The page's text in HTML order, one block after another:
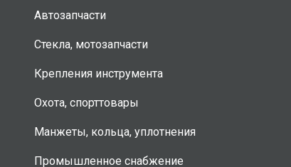
Автозапчасти
Стекла, мотозапчасти
Крепления инструмента
Охота, спорттовары
Манжеты, кольца, уплотнения
Промышленное снабжение